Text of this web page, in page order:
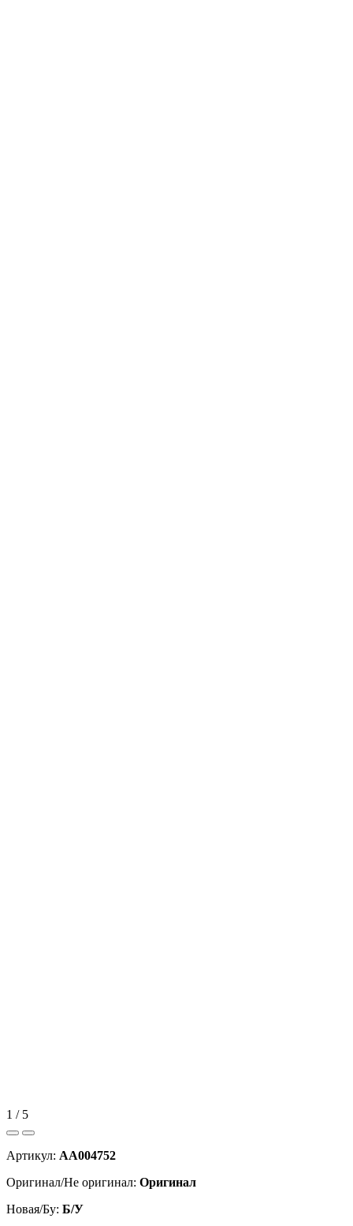
1 / 5
Артикул: AA004752
Оригинал/Не оригинал: Оригинал
Новая/Бу: Б/У